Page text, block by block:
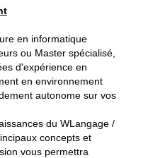
en informatique
ou Master spécialisé,
d'expérience en
en environnement
autonome sur vos
du WLangage /
concepts et
vous permettra